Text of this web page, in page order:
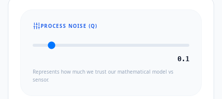
PROCESS NOISE (Q)
0.1
Represents how much we trust our mathematical model vs
sensor.